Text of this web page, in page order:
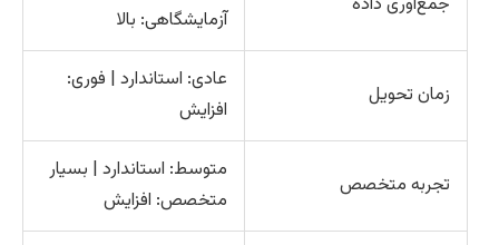
آزمایشگاهی: بالا
زمان تحویل
عادی: استاندارد | فوری:
افزایش
تجربه متخصص
متوسط: استاندارد | بسیار
متخصص: افزایش